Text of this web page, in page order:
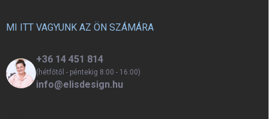
MI ITT VAGYUNK AZ ÖN SZÁMÁRA
+36 14 451 814
(hétfőtől - péntekig 8:00 - 16:00)
info@elisdesign.hu